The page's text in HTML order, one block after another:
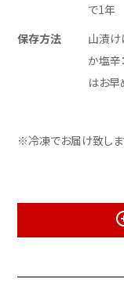
で1年
保存方法
山漬け
か塩辛
はお早
※冷凍でお届け致しま